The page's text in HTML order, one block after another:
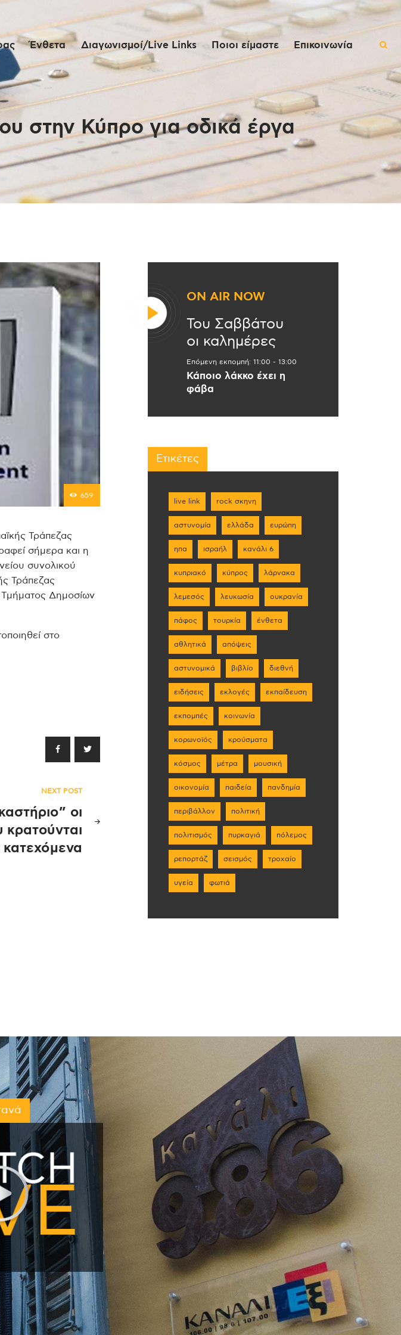
Ένθετα Διαγωνισμοί/Live Links Ποιοι είμαστε Επικοινωνία
στην Κύπρο για οδικά έργα
659
Τράπεζας
σήμερα και η
συνολικού
Τράπεζας
Δημοσίων
στο
NEXT POST
οι
ON AIR NOW
Του Σαββάτου
οι καλημέρες
Επόμενη εκπομπή: 11:00 - 13:00
Κάποιο λάκκο έχει η
φάβα
Ετικέτες
live link rock σκηνη
αστυνομία ελλάδα ευρώπη
ηπα ισραήλ κανάλι 6
κυπριακό κύπρος λάρνακα
λεμεσός λευκωσία ουκρανία
πάφος τουρκία ένθετα
αθλητικά απόψεις
αστυνομικά βιβλίο διεθνή
ειδήσεις εκλογές εκπαίδευση
εκπομπές κοινωνία
κορωνοϊός κρούσματα
κόσμος μέτρα μουσική
οικονομία παιδεία πανδημία
περιβάλλον πολιτική
πολιτισμός πυρκαγιά πόλεμος
ρεπορτάζ σεισμός τροχαίο
υγεία φωτιά